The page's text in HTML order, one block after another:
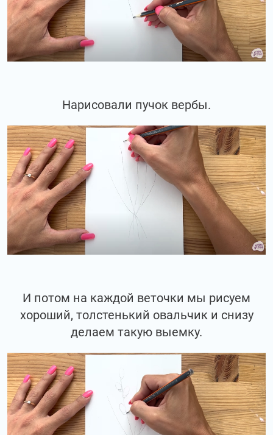
Нарисовали пучок вербы.
И потом на каждой веточки мы рисуем
хороший, толстенький овальчик и снизу
делаем такую выемку.